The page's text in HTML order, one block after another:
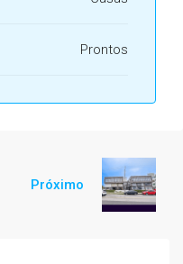
Prontos
Próximo